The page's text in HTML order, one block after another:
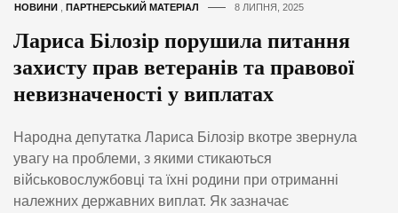
НОВИНИ ПАРТНЕРСЬКИЙ МАТЕРІАЛ 8 ЛИПНЯ, 2025
Лариса Білозір порушила питання
захисту прав ветеранів та правової
невизначеності у виплатах
Народна депутатка Лариса Білозір вкотре звернула
увагу на проблеми, з якими стикаються
військовослужбовці та їхні родини при отриманні
належних державних виплат. Як зазначає